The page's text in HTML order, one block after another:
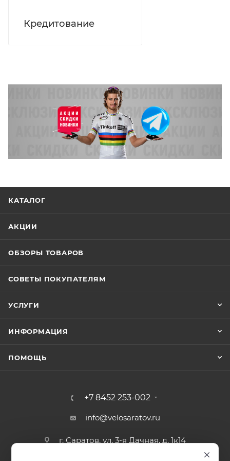
Кредитование
КАТАЛОГ
АКЦИИ
ОБЗОРЫ ТОВАРОВ
СОВЕТЫ ПОКУПАТЕЛЯМ
УСЛУГИ
ИНФОРМАЦИЯ
ПОМОЩЬ
+7 8452 253-002
info@velosaratov.ru
г. Саратов, ул. 3-я Дачная, д. 1к14